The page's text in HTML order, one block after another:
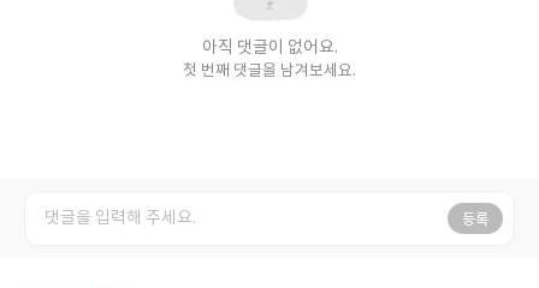
아직 댓글이 없어요.
첫 번째 댓글을 남겨보세요.
등록